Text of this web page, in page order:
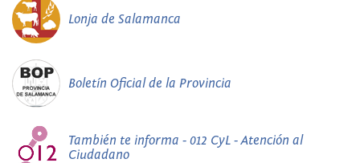
Lonja de Salamanca
Boletín Oficial de la Provincia
También te informa - 012 CyL - Atención al
Ciudadano